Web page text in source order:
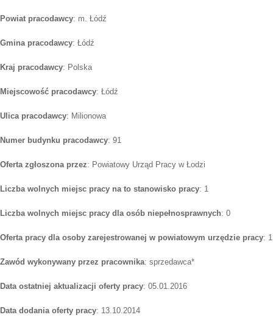
Powiat pracodawcy: m. Łódź
Gmina pracodawcy: Łódź
Kraj pracodawcy: Polska
Miejscowość pracodawcy: Łódź
Ulica pracodawcy: Milionowa
Numer budynku pracodawcy: 91
Oferta zgłoszona przez: Powiatowy Urząd Pracy w Łodzi
Liczba wolnych miejsc pracy na to stanowisko pracy: 1
Liczba wolnych miejsc pracy dla osób niepełnosprawnych: 0
Oferta pracy dla osoby zarejestrowanej w powiatowym urzędzie pracy: 1
Zawód wykonywany przez pracownika: sprzedawca*
Data ostatniej aktualizacji oferty pracy: 05.01.2016
Data dodania oferty pracy: 13.10.2014